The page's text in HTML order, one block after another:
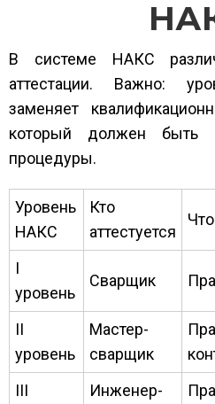
В системе НАКС
аттестации. Важно:
заменяет
который должен быть
процедуры.
Уровень
НАКС
Кто
аттестуется
I
уровень
Сварщик
II
уровень
Мастер-
сварщик
III
Инженер-